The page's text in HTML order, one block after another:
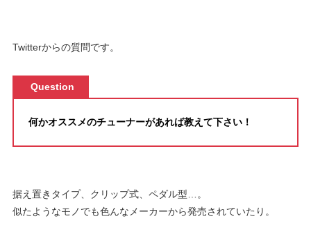
Twitterからの質問です。
Question
何かオススメのチューナーがあれば教えて下さい！
据え置きタイプ、クリップ式、ペダル型…。
似たようなモノでも色んなメーカーから発売されていたり。